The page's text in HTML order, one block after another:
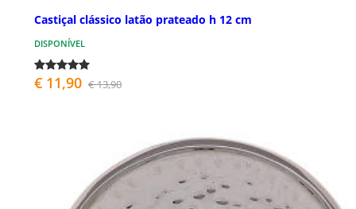
Castiçal clássico latão prateado h 12 cm
DISPONÍVEL
€ 11,90 € 13,90